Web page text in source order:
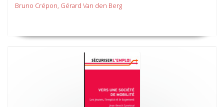
Bruno Crépon, Gérard Van den Berg